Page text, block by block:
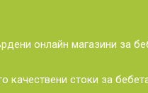
онлайн магазини за
стоки за